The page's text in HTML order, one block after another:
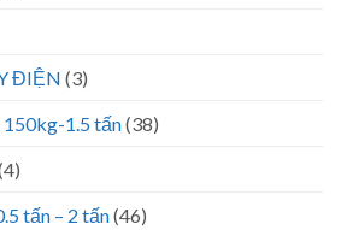
ĐIỆN (3)
1.5 tấn(38)
tấn – 2 tấn(46)